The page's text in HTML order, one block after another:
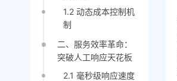
1.2 动态成本控制机
制
二、服务效率革命：
突破人工响应天花板
2.1 毫秒级响应速度